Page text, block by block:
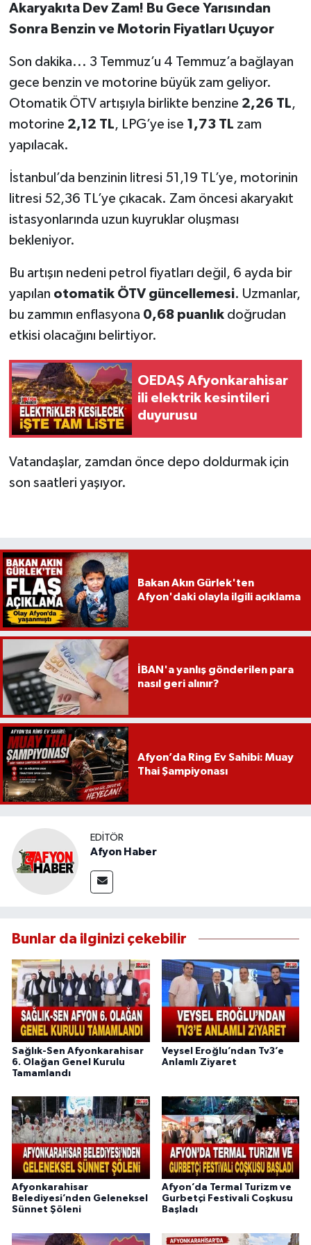
Akaryakıta Dev Zam! Bu Gece Yarısından
Sonra Benzin ve Motorin Fiyatları Uçuyor
Son dakika... 3 Temmuz’u 4 Temmuz’a bağlayan
gece benzin ve motorine büyük zam geliyor.
Otomatik ÖTV artışıyla birlikte benzine 2,26 TL,
motorine 2,12 TL, LPG’ye ise 1,73 TL zam
yapılacak.
İstanbul’da benzinin litresi 51,19 TL’ye, motorinin
litresi 52,36 TL’ye çıkacak. Zam öncesi akaryakıt
istasyonlarında uzun kuyruklar oluşması
bekleniyor.
Bu artışın nedeni petrol fiyatları değil, 6 ayda bir
yapılan otomatik ÖTV güncellemesi. Uzmanlar,
bu zammın enflasyona 0,68 puanlıkdoğrudan
etkisi olacağını belirtiyor.
OEDAŞ Afyonkarahisar
ili elektrik kesintileri
duyurusu
Vatandaşlar, zamdan önce depo doldurmak için
son saatleri yaşıyor.
Bakan Akın Gürlek'ten
Afyon'daki olayla ilgili açıklama
İBAN'a yanlış gönderilen para
nasıl geri alınır?
Afyon’da Ring Ev Sahibi: Muay
Thai Şampiyonası
EDITÖR
Afyon Haber
Bunlar da ilginizi çekebilir
Sağlık-Sen Afyonkarahisar
6. Olağan Genel Kurulu
Tamamlandı
Veysel Eroğlu’ndan Tv3’e
Anlamlı Ziyaret
Afyonkarahisar
Belediyesi’nden Geleneksel
Sünnet Şöleni
Afyon’da Termal Turizm ve
Gurbetçi Festivali Coşkusu
Başladı